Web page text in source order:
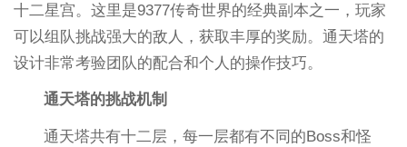
十二星宫。这里是9377传奇世界的经典副本之一，玩家
可以组队挑战强大的敌人，获取丰厚的奖励。通天塔的
设计非常考验团队的配合和个人的操作技巧。
通天塔的挑战机制
通天塔共有十二层，每一层都有不同的Boss和怪